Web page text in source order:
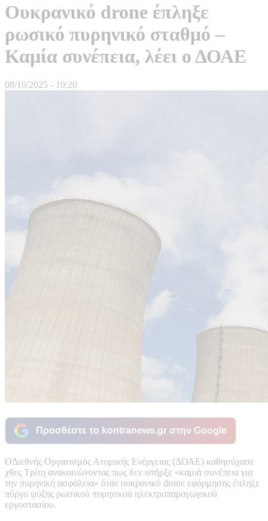
Ουκρανικό drone έπληξε
ρωσικό πυρηνικό σταθμό –
Καμία συνέπεια, λέει ο ΔΟΑΕ
08/10/2025 - 10:20
Προσθέστε το kontranews.gr στην Google
ΟΔιεθνής Οργανισμός Ατομικής Ενέργειας (ΔΟΑΕ) καθησύχασε
χθες Τρίτη ανακοινώνοντας πως δεν υπήρξε «καμιά συνέπεια για
την πυρηνική ασφάλεια» όταν ουκρανικό drone εφόρμησης έπληξε
πύργο ψύξης ρωσικού πυρηνικού ηλεκτροπαραγωγικού
εργοστασίου.